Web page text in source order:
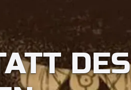
DES